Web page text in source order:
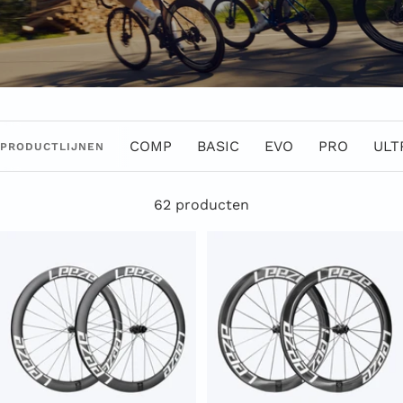
PRODUCTLIJNEN COMP BASIC EVO PRO
62 producten